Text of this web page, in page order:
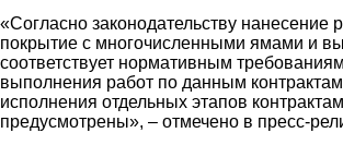
«Согласно законодательству нанесение
покрытие с многочисленными ямами и
соответствует нормативным
выполнения работ по данным
исполнения отдельных этапов
предусмотрены», – отмечено в пресс-